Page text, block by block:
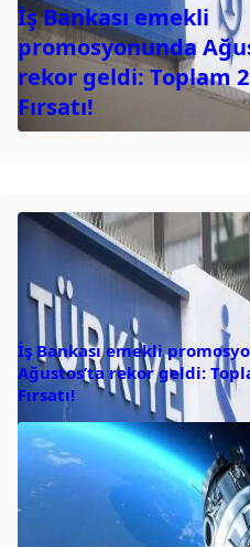
İş Bankası emekli
promosyonunda
rekor geldi: Toplam
Fırsatı!
İş Bankası emekli
Ağustos’ta rekor geldi:
Fırsatı!